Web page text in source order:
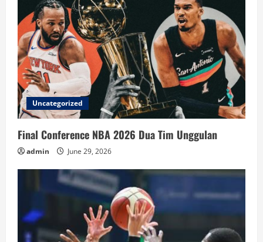
Uncategorized
Final Conference NBA 2026 Dua Tim Unggulan
admin June 29, 2026